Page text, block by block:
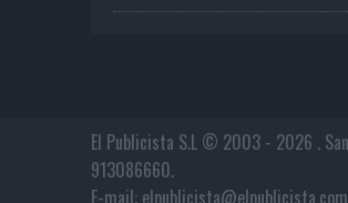
El Publicista S.L © 2003 - 2026 .
913086660.
E-mail: